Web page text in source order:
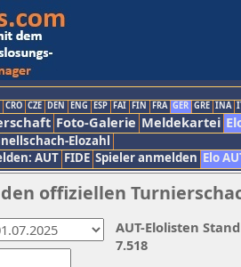
CRO CZE DEN ENG ESP FAI FIN FRA GER GRE INA
Foto-Galerie Meldekartei
Elozahl
AUT FIDE Spieler anmelden Elo
offiziellen
AUT-Elolisten
7.518